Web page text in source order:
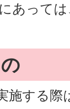
あって
施する